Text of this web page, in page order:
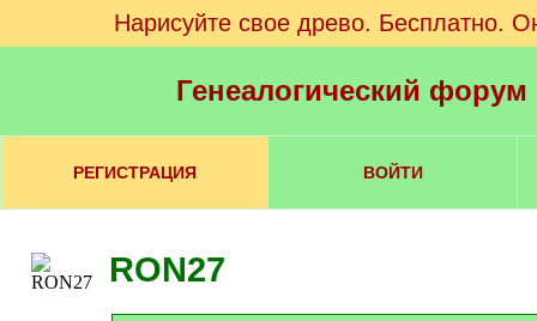
Нарисуйте свое древо. Бесплатно.
Генеалогический
РЕГИСТРАЦИЯ ВОЙТИ
RON27